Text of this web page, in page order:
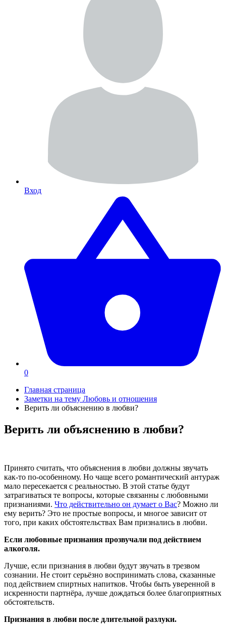
Вход
0
Главная страница
Заметки на тему Любовь и отношения
Верить ли объяснению в любви?
Верить ли объяснению в любви?
Принято считать, что объяснения в любви должны звучать
как-то по-особенному. Но чаще всего романтический антураж
мало пересекается с реальностью. В этой статье будут
затрагиваться те вопросы, которые связанны с любовными
признаниями. Что действительно он думает о Вас? Можно ли
ему верить? Это не простые вопросы, и многое зависит от
того, при каких обстоятельствах Вам признались в любви.
Если любовные признания прозвучали под действием
алкоголя.
Лучше, если признания в любви будут звучать в трезвом
сознании. Не стоит серьёзно воспринимать слова, сказанные
под действием спиртных напитков. Чтобы быть уверенной в
искренности партнёра, лучше дождаться более благоприятных
обстоятельств.
Признания в любви после длительной разлуки.